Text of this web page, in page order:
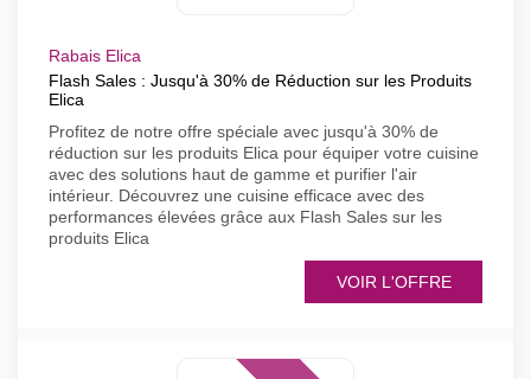
Rabais Elica
Flash Sales : Jusqu'à 30% de Réduction sur les Produits
Elica
Profitez de notre offre spéciale avec jusqu'à 30% de
réduction sur les produits Elica pour équiper votre cuisine
avec des solutions haut de gamme et purifier l'air
intérieur. Découvrez une cuisine efficace avec des
performances élevées grâce aux Flash Sales sur les
produits Elica
VOIR L'OFFRE